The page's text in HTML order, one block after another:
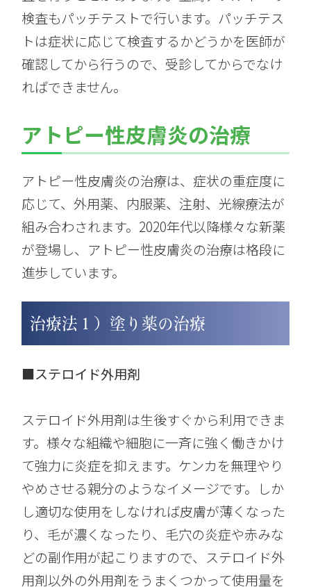
検査もパッチテストで行います。パッチテス
トは症状に応じて検査するかどうかを医師が
確認してから行うので、受診してからでなけ
ればできません。
アトピー性皮膚炎の治療
アトピー性皮膚炎の治療は、症状の重症度に
応じて、外用薬、内服薬、注射、光線療法が
組み合わされます。2020年代以降様々な新薬
が登場し、アトピー性皮膚炎の治療は格段に
進歩しています。
治療法１）塗り薬の治療
■ステロイド外用剤
ステロイド外用剤は生後すぐから利用できま
す。様々な組織や細胞に一斉に強く働きかけ
て強力に炎症を抑えます。ケンカを無理やり
やめさせる親分のようなイメージです。しか
し適切な使用をしなければ皮膚が薄くなった
り、毛が濃くなったり、毛穴の炎症や赤みな
どの副作用が起こりますので、ステロイド外
用剤以外の外用剤をうまくつかって使用量を